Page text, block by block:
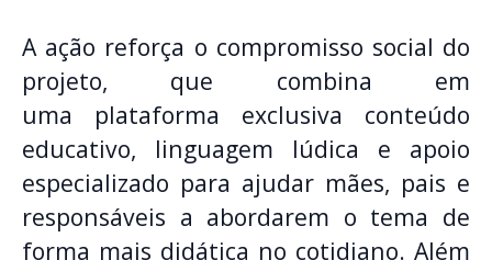
A ação reforça o compromisso social do
projeto, que combina em
uma plataforma exclusiva conteúdo
educativo, linguagem lúdica e apoio
especializado para ajudar mães, pais e
responsáveis a abordarem o tema de
forma mais didática no cotidiano. Além